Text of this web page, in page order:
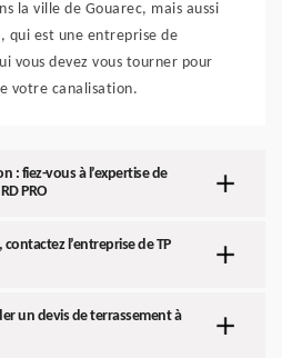
la ville de Gouarec, mais aussi
qui est une entreprise de
vous devez vous tourner pour
votre canalisation.
: fiez-vous à l’expertise de
PRO
l’entreprise de TP
un devis de terrassement à